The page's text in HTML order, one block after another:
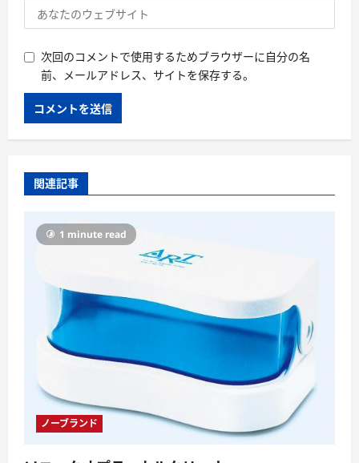
次回のコメントで使用するためブラウザーに自分の名
前、メールアドレス、サイトを保存する。
関連記事
1 minute read
ノーブランド